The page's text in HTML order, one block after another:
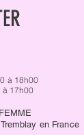
à 18h00
à 17h00
en France